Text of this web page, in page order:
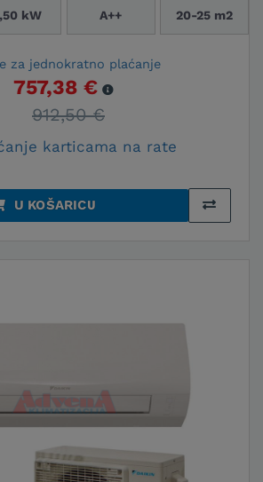
kW A++ 20-25 m2
za jednokratno plaćanje
757,38 €
912,50 €
karticama na rate
U KOŠARICU